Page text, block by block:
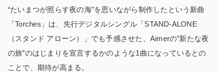
“たいまつが照らす夜の海”を思いながら制作したという新曲
「Torches」は、先行デジタルシングル「STAND-ALONE
（スタンド アローン）」でも予感させた、Aimerの”新たな夜
の旅”のはじまりを宣言するかのような1曲になっているとの
ことで、期待が高まる。